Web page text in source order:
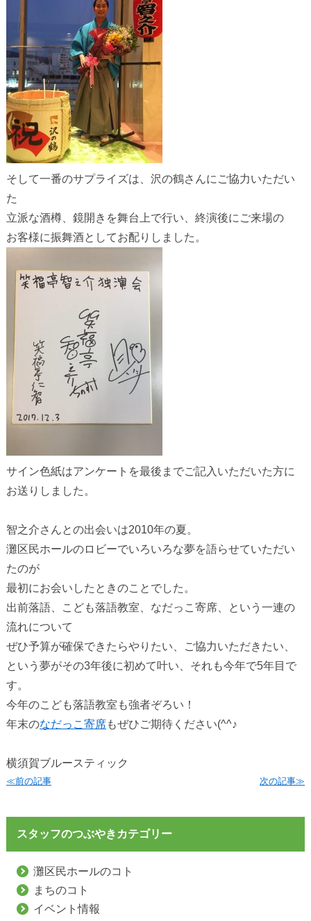
そして一番のサプライズは、沢の鶴さんにご協力いただい
た
立派な酒樽、鏡開きを舞台上で行い、終演後にご来場の
お客様に振舞酒としてお配りしました。
サイン色紙はアンケートを最後までご記入いただいた方に
お送りしました。
智之介さんとの出会いは2010年の夏。
灘区民ホールのロビーでいろいろな夢を語らせていただい
たのが
最初にお会いしたときのことでした。
出前落語、こども落語教室、なだっこ寄席、という一連の
流れについて
ぜひ予算が確保できたらやりたい、ご協力いただきたい、
という夢がその3年後に初めて叶い、それも今年で5年目で
す。
今年のこども落語教室も強者ぞろい！
年末のなだっこ寄席もぜひご期待ください(^^♪
横須賀ブルースティック
≪前の記事 次の記事≫
スタッフのつぶやきカテゴリー
灘区民ホールのコト
まちのコト
イベント情報